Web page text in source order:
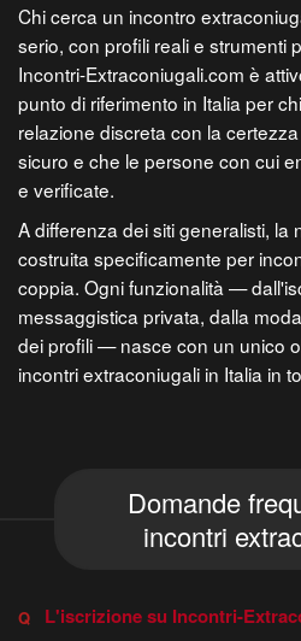
Chi cerca un incontro
serio, con profili reali e strumenti
Incontri-Extraconiugali.com è
punto di riferimento in Italia per
relazione discreta con la
sicuro e che le persone con cui
e verificate.
A differenza dei siti generalisti, la
costruita specificamente per
coppia. Ogni funzionalità —
messaggistica privata, dalla
dei profili — nasce con un unico
incontri extraconiugali in Italia in
Domande
incontri
L'iscrizione su Incontri-